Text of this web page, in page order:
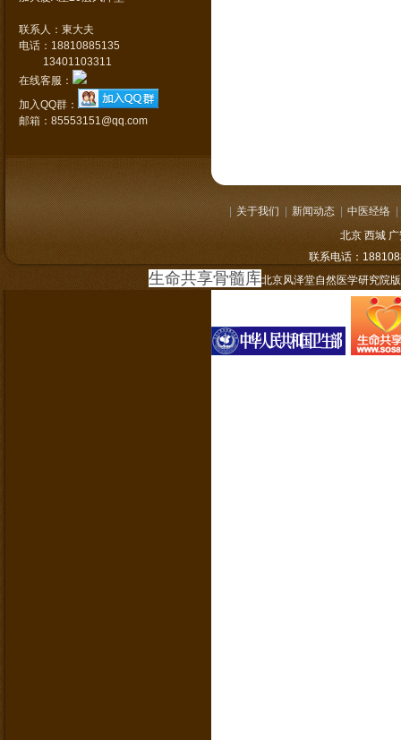
联系人：東大夫
电话：18810885135
13401103311
在线客服：
加入QQ群：
邮箱：85553151@qq.com
北京 西城
联系电话：
生命共享骨髓库北京风泽堂自然医学研究院
|关于我们 |新闻动态 |中医经络 |